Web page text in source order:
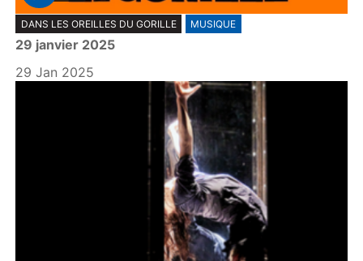
P
l
a
y
DANS LES OREILLES DU GORILLE MUSIQUE
29 janvier 2025
29 Jan 2025